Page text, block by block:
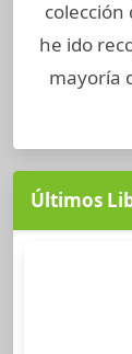
colección
he ido
mayoría
Últimos